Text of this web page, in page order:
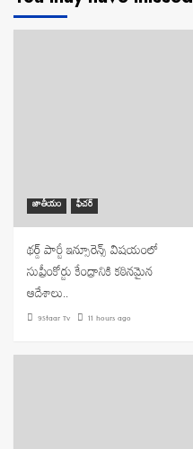
జాతీయం ఫీచర్
థర్డ్ పార్టీ ఇన్సూరెన్స్ విషయంలో
సుప్రీంకోర్టు కేంద్రానికి కఠినమైన
ఆదేశాలు..
9Staar Tv 11 hours ago